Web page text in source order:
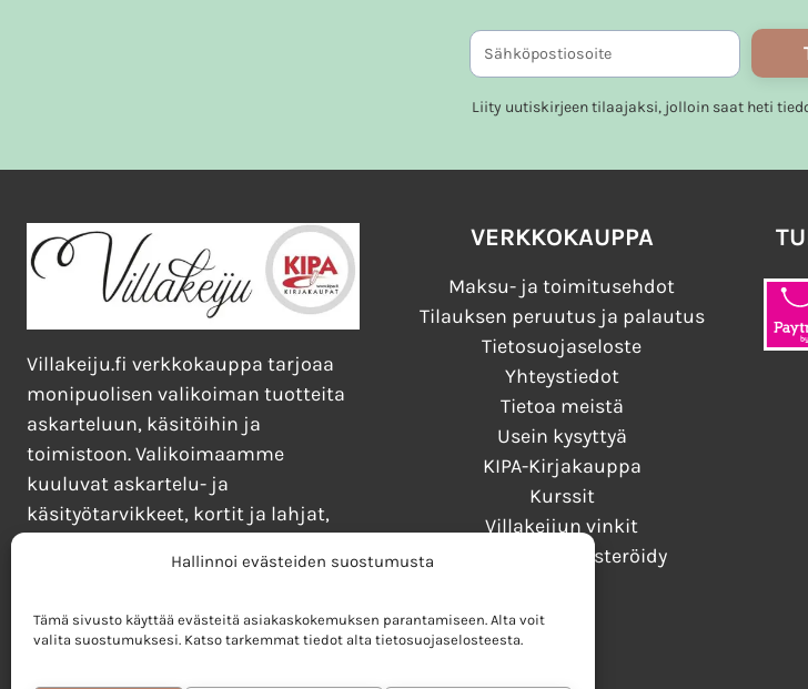
Hallinnoi evästeiden suostumusta
Tämä sivusto käyttää evästeitä asiakaskokemuksen parantamiseen. Alta voit
valita suostumuksesi. Katso tarkemmat tiedot alta tietosuojaselosteesta.
Liity uutiskirjeen tilaajaksi, jolloin saat heti
Villakeiju.fi verkkokauppa tarjoaa
monipuolisen valikoiman tuotteita
askarteluun, käsitöihin ja
toimistoon. Valikoimaamme
kuuluvat askartelu- ja
käsityötarvikkeet, kortit ja lahjat,
toimistotarvikkeet.
VERKKOKAUPPA
Maksu- ja toimitusehdot
Tilauksen peruutus ja palautus
Tietosuojaseloste
Yhteystiedot
Tietoa meistä
Usein kysyttyä
KIPA-Kirjakauppa
Kurssit
Villakeijun vinkit
Kirjaudu / Rekisteröidy